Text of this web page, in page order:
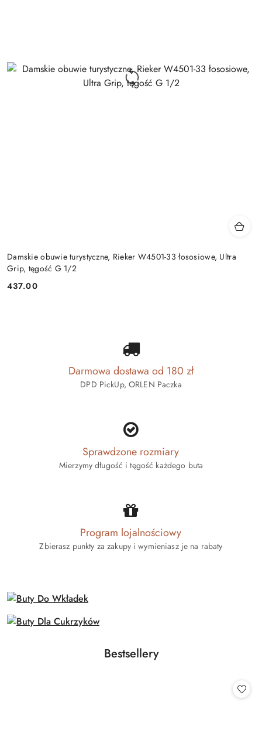
Damskie obuwie turystyczne, Rieker W4501-33 łososiowe, Ultra
Grip, tęgość G 1/2
Cena:
437.00
Darmowa dostawa od 180 zł
DPD PickUp, ORLEN Paczka
Sprawdzone rozmiary
Mierzymy długość i tęgość każdego buta
Program lojalnościowy
Zbierasz punkty za zakupy i wymieniasz je na rabaty
Pomiń karuzelę produktów
Produkty
Bestsellery